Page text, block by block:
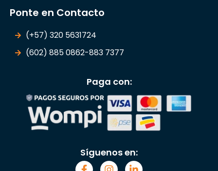
Ponte en Contacto
(+57) 320 5631724
(602) 885 0862-883 7377
Paga con:
Síguenos en: